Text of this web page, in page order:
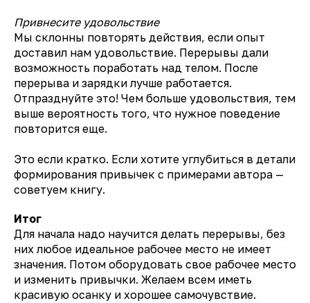
Привнесите удовольствие
Мы склонны повторять действия, если опыт
доставил нам удовольствие. Перерывы дали
возможность поработать над телом. После
перерыва и зарядки лучше работается.
Отпразднуйте это! Чем больше удовольствия, тем
выше вероятность того, что нужное поведение
повторится еще.
Это если кратко. Если хотите углубиться в детали
формирования привычек с примерами автора —
советуем книгу.
Итог
Для начала надо научится делать перерывы, без
них любое идеальное рабочее место не имеет
значения. Потом оборудовать свое рабочее место
и изменить привычки. Желаем всем иметь
красивую осанку и хорошее самочувствие.